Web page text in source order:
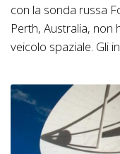
con la sonda russa
Perth, Australia, non
veicolo spaziale. Gli